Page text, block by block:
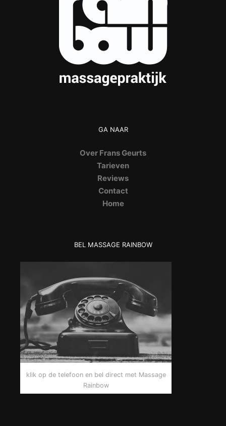
GA NAAR
Over Frans Geurts
Tarieven
Reviews
Contact
Home
BEL MASSAGE RAINBOW
klik op de telefoon en bel direct met Massage
Rainbow